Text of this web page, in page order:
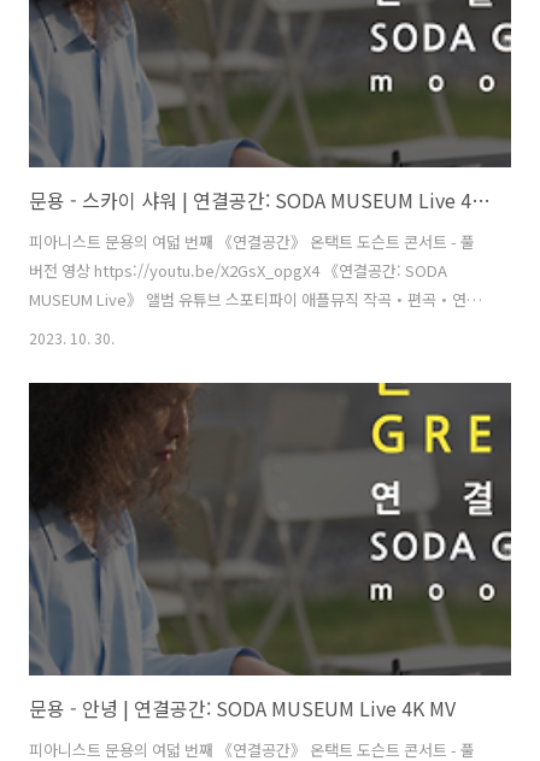
문용 - 스카이 샤워 | 연결공간: SODA MUSEUM Live 4K MV
피아니스트 문용의 여덟 번째 《연결공간》 온택트 도슨트 콘서트 - 풀
버전 영상 https://youtu.be/X2GsX_opgX4 《연결공간: SODA
MUSEUM Live》 앨범 유튜브 스포티파이 애플뮤직 작곡・편곡・연주
보조 스태프 - 홍종화 영상 - 유영균(STUDIO2F) 촬영 - 유영균 촬영 보조
스태프 - 황진규 음향 - 곽동준(K-SOUND) 음향 조감독 - 남동훈 협력 -
김민정 운영 매니저, 김채린 도슨트 [ 전시 ] 《불편한 미술관: 우리는 그
들에게(Us and Them)》 주최·주관 - 문타라엔터테인먼트 | 협력 - 소다
미술관,..
2023. 10. 30.
문용 - 안녕 | 연결공간: SODA MUSEUM Live 4K MV
피아니스트 문용의 여덟 번째 《연결공간》 온택트 도슨트 콘서트 - 풀